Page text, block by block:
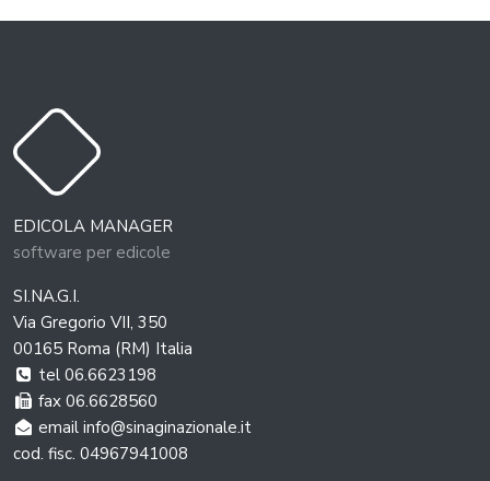
EDICOLA MANAGER
software per edicole
SI.NA.G.I.
Via Gregorio VII, 350
00165 Roma (RM) Italia
tel 06.6623198
fax 06.6628560
email info@sinaginazionale.it
cod. fisc. 04967941008